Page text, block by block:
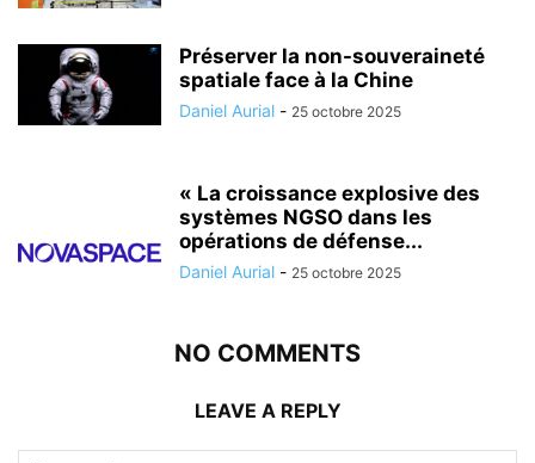
Préserver la non-souveraineté
spatiale face à la Chine
Daniel Aurial - 25 octobre 2025
« La croissance explosive des
systèmes NGSO dans les
opérations de défense...
Daniel Aurial - 25 octobre 2025
NO COMMENTS
LEAVE A REPLY